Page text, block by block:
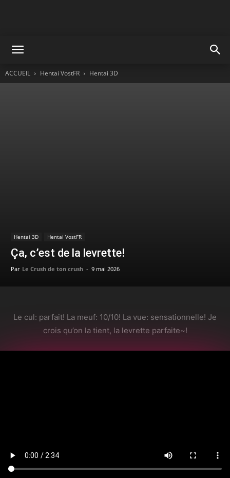
ACCUEIL Hentai VostFR Hentai 3D
Hentai 3D Hentai VostFR
Ça, c’est de la levrette!
Par Le Crush de ton crush - 9 mai 2026
Le cul: parfait! La meuf: 10/10! La vue: sensationnelle! Je
crois qu’on la tient, la levrette parfaite~!